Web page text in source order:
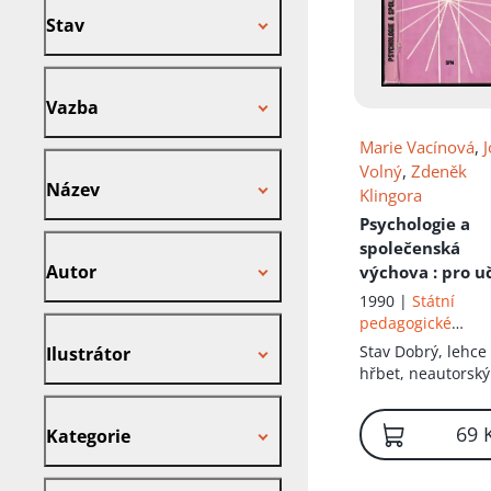
Stav
Vazba
Název
Autor
Ilustrátor
Kategorie
Marie Vacínová,
Volný,Zdeněk
Klingora
Psychologie a
společenská
výchova : pro
a studijní obory
středních
odborných
1990 |Státní
pedagogické
nakladatelství
Stav Dobrý, lehce
hřbet, neautorský
69